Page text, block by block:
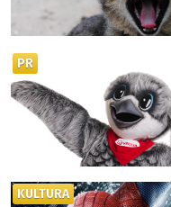
PR
KULTURA